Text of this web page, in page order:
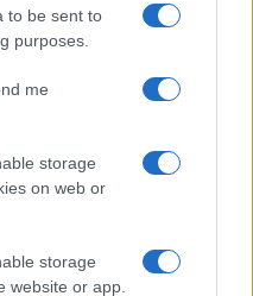
to be sent to
purposes.
me
storage
on web or
storage
website or app.
“. Il numero uno di
chiedere – ancora –
“Ogni giorno di
Ma non è tutto.
Dde persone
un bambino di 8
forze russe nella